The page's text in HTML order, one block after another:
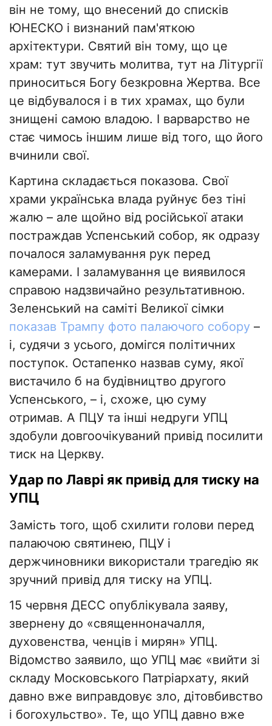
він не тому, що внесений до списків
ЮНЕСКО і визнаний пам'яткою
архітектури. Святий він тому, що це
храм: тут звучить молитва, тут на Літургії
приноситься Богу безкровна Жертва. Все
це відбувалося і в тих храмах, що були
знищені самою владою. І варварство не
стає чимось іншим лише від того, що його
вчинили свої.
Картина складається показова. Свої
храми українська влада руйнує без тіні
жалю – але щойно від російської атаки
постраждав Успенський собор, як одразу
почалося заламування рук перед
камерами. І заламування це виявилося
справою надзвичайно результативною.
Зеленський на саміті Великої сімки
показав Трампу фото палаючого собору –
і, судячи з усього, домігся політичних
поступок. Остапенко назвав суму, якої
вистачило б на будівництво другого
Успенського, – і, схоже, цю суму
отримав. А ПЦУ та інші недруги УПЦ
здобули довгоочікуваний привід посилити
тиск на Церкву.
Удар по Лаврі як привід для тиску на
УПЦ
Замість того, щоб схилити голови перед
палаючою святинею, ПЦУ і
держчиновники використали трагедію як
зручний привід для тиску на УПЦ.
15 червня ДЕСС опублікувала заяву,
звернену до «священноначалля,
духовенства, ченців і мирян» УПЦ.
Відомство заявило, що УПЦ має «вийти зі
складу Московського Патріархату, який
давно вже виправдовує зло, дітовбивство
і богохульство». Те, що УПЦ давно вже